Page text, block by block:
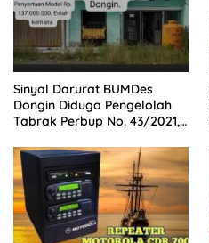
Sinyal Darurat BUMDes
Dongin Diduga Pengelolah
Tabrak Perbup No. 43/2021,
Kontrol Sosial Desak APH
Usut Tuntas.